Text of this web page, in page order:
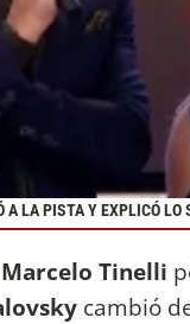
LA PISTA Y EXPLICÓ LO
Marcelo Tinelli
cambió